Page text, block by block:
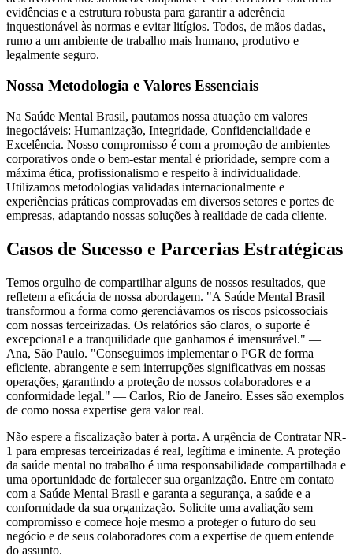
evidências e a estrutura robusta para garantir a aderência
inquestionável às normas e evitar litígios. Todos, de mãos dadas,
rumo a um ambiente de trabalho mais humano, produtivo e
legalmente seguro.
Nossa Metodologia e Valores Essenciais
Na Saúde Mental Brasil, pautamos nossa atuação em valores
inegociáveis: Humanização, Integridade, Confidencialidade e
Excelência. Nosso compromisso é com a promoção de ambientes
corporativos onde o bem-estar mental é prioridade, sempre com a
máxima ética, profissionalismo e respeito à individualidade.
Utilizamos metodologias validadas internacionalmente e
experiências práticas comprovadas em diversos setores e portes de
empresas, adaptando nossas soluções à realidade de cada cliente.
Casos de Sucesso e Parcerias Estratégicas
Temos orgulho de compartilhar alguns de nossos resultados, que
refletem a eficácia de nossa abordagem. "A Saúde Mental Brasil
transformou a forma como gerenciávamos os riscos psicossociais
com nossas terceirizadas. Os relatórios são claros, o suporte é
excepcional e a tranquilidade que ganhamos é imensurável." —
Ana, São Paulo. "Conseguimos implementar o PGR de forma
eficiente, abrangente e sem interrupções significativas em nossas
operações, garantindo a proteção de nossos colaboradores e a
conformidade legal." — Carlos, Rio de Janeiro. Esses são exemplos
de como nossa expertise gera valor real.
Não espere a fiscalização bater à porta. A urgência de Contratar NR-
1 para empresas terceirizadas é real, legítima e iminente. A proteção
da saúde mental no trabalho é uma responsabilidade compartilhada e
uma oportunidade de fortalecer sua organização. Entre em contato
com a Saúde Mental Brasil e garanta a segurança, a saúde e a
conformidade da sua organização. Solicite uma avaliação sem
compromisso e comece hoje mesmo a proteger o futuro do seu
negócio e de seus colaboradores com a expertise de quem entende
do assunto.